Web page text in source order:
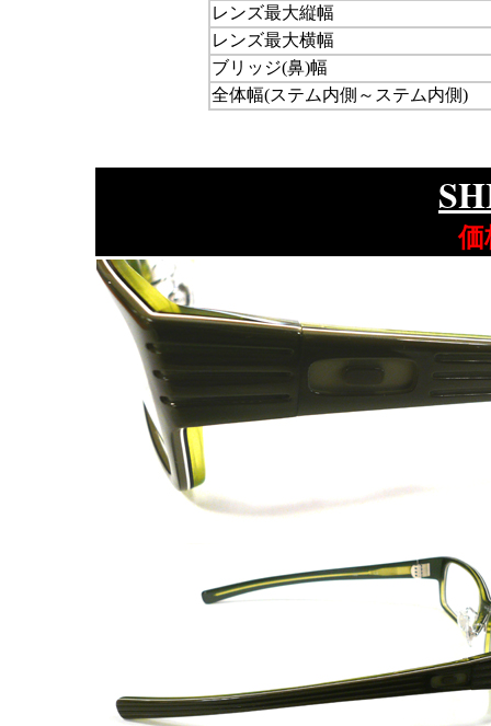
レンズ最大縦幅
レンズ最大横幅
ブリッジ(鼻)幅
全体幅(ステム内側～ステム内側)